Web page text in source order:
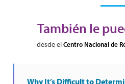
También le
desde elCentro Nacional de
Why It’s Difficult to